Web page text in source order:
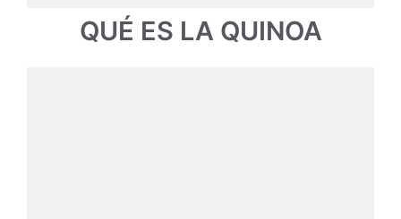
QUÉ ES LA QUINOA